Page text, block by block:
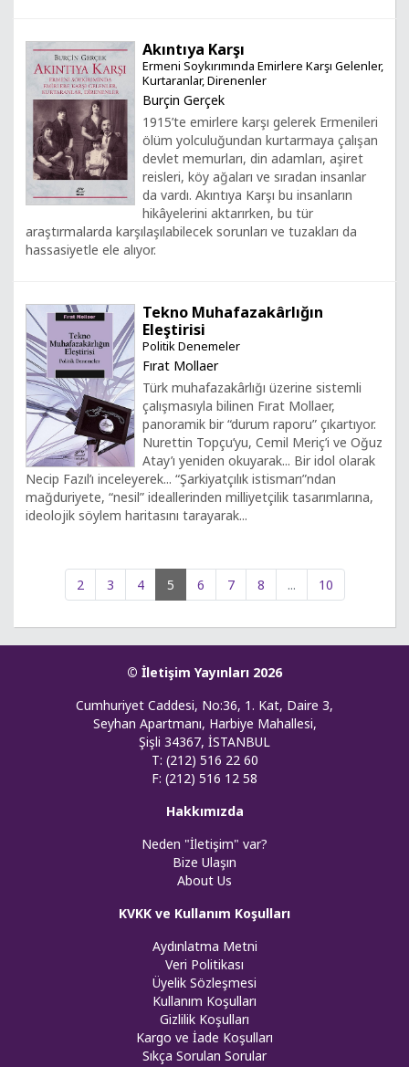
Akıntıya Karşı
Ermeni Soykırımında Emirlere Karşı Gelenler,
Kurtaranlar, Direnenler
Burçin Gerçek
1915’te emirlere karşı gelerek Ermenileri
ölüm yolculuğundan kurtarmaya çalışan
devlet memurları, din adamları, aşiret
reisleri, köy ağaları ve sıradan insanlar
da vardı. Akıntıya Karşı bu insanların
hikâyelerini aktarırken, bu tür
araştırmalarda karşılaşılabilecek sorunları ve tuzakları da
hassasiyetle ele alıyor.
Tekno Muhafazakârlığın
Eleştirisi
Politik Denemeler
Fırat Mollaer
Türk muhafazakârlığı üzerine sistemli
çalışmasıyla bilinen Fırat Mollaer,
panoramik bir “durum raporu” çıkartıyor.
Nurettin Topçu’yu, Cemil Meriç’i ve Oğuz
Atay’ı yeniden okuyarak... Bir idol olarak
Necip Fazıl’ı inceleyerek... “Şarkiyatçılık istismarı”ndan
mağduriyete, “nesil” ideallerinden milliyetçilik tasarımlarına,
ideolojik söylem haritasını tarayarak...
2 3 4 5 6 7 8 ... 10
© İletişim Yayınları 2026
Cumhuriyet Caddesi, No:36, 1. Kat, Daire 3,
Seyhan Apartmanı, Harbiye Mahallesi,
Şişli 34367, İSTANBUL
T: (212) 516 22 60
F: (212) 516 12 58
Hakkımızda
Neden "İletişim" var?
Bize Ulaşın
About Us
KVKK ve Kullanım Koşulları
Aydınlatma Metni
Veri Politikası
Üyelik Sözleşmesi
Kullanım Koşulları
Gizlilik Koşulları
Kargo ve İade Koşulları
Sıkça Sorulan Sorular